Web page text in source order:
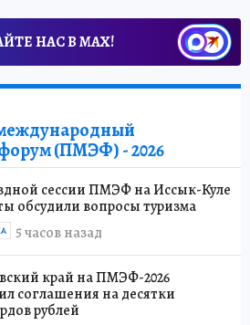
НАС В МАХ!
(ПМЭФ) - 2026
сессии ПМЭФ на Иссык-Куле
обсудили вопросы туризма
5 часов назад
край на ПМЭФ-2026
соглашения на десятки
рублей